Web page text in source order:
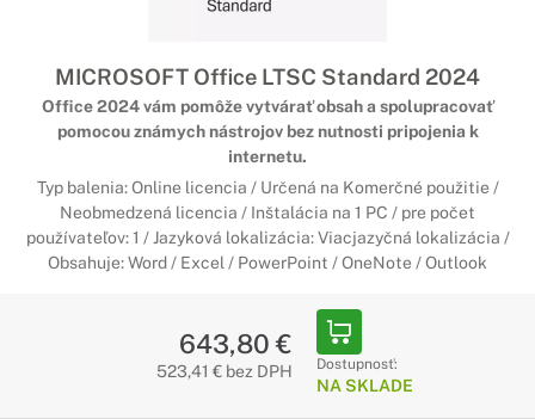
MICROSOFT Office LTSC Standard 2024
Office 2024 vám pomôže vytvárať obsah a spolupracovať
pomocou známych nástrojov bez nutnosti pripojenia k
internetu.
Typ balenia: Online licencia / Určená na Komerčné použitie /
Neobmedzená licencia / Inštalácia na 1 PC / pre počet
používateľov: 1 / Jazyková lokalizácia: Viacjazyčná lokalizácia /
Obsahuje: Word / Excel / PowerPoint / OneNote / Outlook
643,80 €
523,41 € bez DPH Dostupnosť:
NA SKLADE